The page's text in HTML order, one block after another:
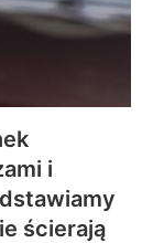
i
ścierają